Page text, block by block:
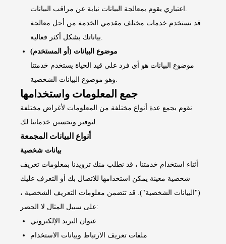
اعتباري يقوم بمعالجة البيانات نيابة عن مراقب البيانات.
قد نستخدم خدمات مختلف مقدمي الخدمة من أجل معالجة
بياناتك بشكل أكثر فعالية.
موضوع البيانات (أو المستخدم)
موضوع البيانات هو أي فرد على قيد الحياة يستخدم خدمتنا
وهو موضوع البيانات الشخصية.
جمع المعلومات واستخدامها
نقوم بجمع عدة أنواع مختلفة من المعلومات لأغراض مختلفة
لتوفير وتحسين خدماتنا لك.
أنواع البيانات المجمعة
بيانات شخصية
أثناء استخدام خدمتنا ، قد نطلب منك تزويدنا بمعلومات تعريف
شخصية معينة يمكن استخدامها للاتصال بك أو التعرف عليك
("البيانات الشخصية"). قد تتضمن معلومات التعريف الشخصية ،
على سبيل المثال لا الحصر:
عنوان البريد الإلكتروني
ملفات تعريف الارتباط وبيانات الاستخدام